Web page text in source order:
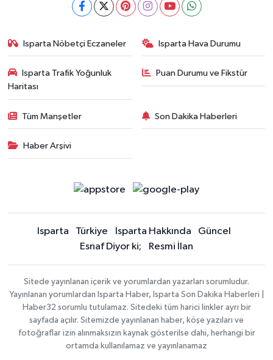
Isparta Nöbetçi Eczaneler Isparta Hava Durumu
Isparta Trafik Yoğunluk
Haritası
Puan Durumu ve Fikstür
Tüm Manşetler Son Dakika Haberleri
Haber Arşivi
Isparta Türkiye Isparta Hakkında
Güncel
Esnaf Diyor ki;
Resmi İlan
Sitede yayınlanan içerik ve yorumlardan yazarları sorumludur.
Yayınlanan yorumlardan Isparta Haber, Isparta Son Dakika Haberleri |
Haber32 sorumlu tutulamaz. Sitedeki tüm harici linkler ayrı bir
sayfada açılır. Sitemizde yayınlanan haber, köşe yazıları ve
fotoğraflar izin alınmaksızın kaynak gösterilse dahi, herhangi bir
ortamda kullanılamaz ve yayınlanamaz